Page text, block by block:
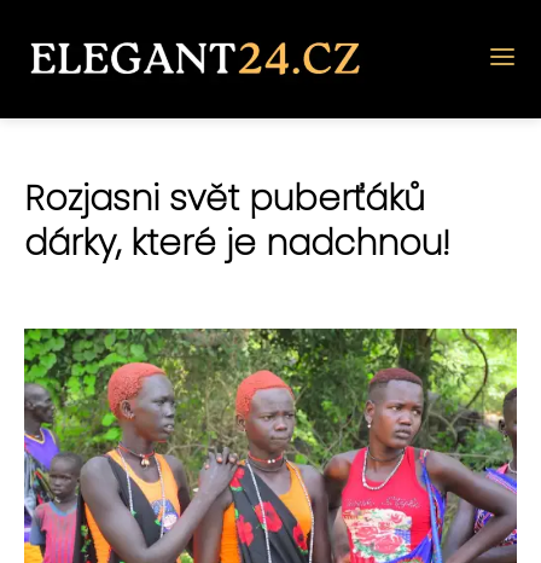
Rozjasni svět puberťáků
dárky, které je nadchnou!